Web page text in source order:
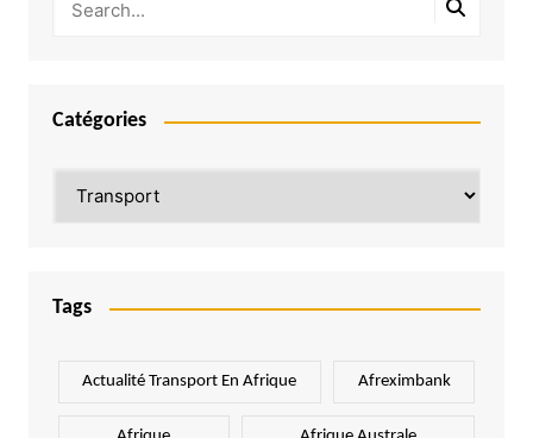
Catégories
Tags
Actualité Transport En Afrique Afreximbank